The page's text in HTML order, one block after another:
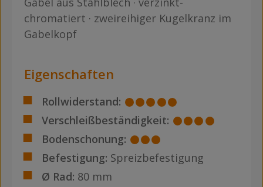
chromatiert · zweireihiger Kugelkranz im
Gabelkopf
Eigenschaften
Rollwiderstand:
Verschleißbeständigkeit:
Bodenschonung:
Befestigung: Spreizbefestigung
Ø Rad: 80 mm